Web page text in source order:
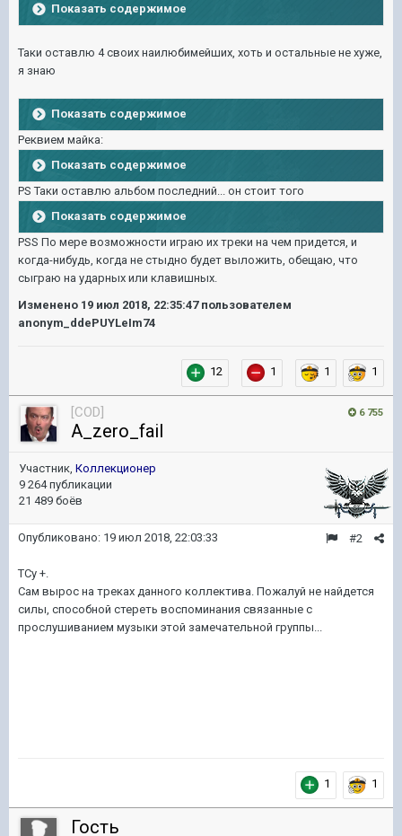
Показать содержимое
Таки оставлю 4 своих наилюбимейших, хоть и остальные не хуже,
я знаю
Показать содержимое
Реквием майка:
Показать содержимое
PS Таки оставлю альбом последний... он стоит того
Показать содержимое
PSS По мере возможности играю их треки на чем придется, и
когда-нибудь, когда не стыдно будет выложить, обещаю, что
сыграю на ударных или клавишных.
Изменено 19 июл 2018, 22:35:47пользователем
anonym_ddePUYLeIm74
12 1 1 1
6 755
[COD]
A_zero_fail
Участник, Коллекционер
9 264 публикации
21 489 боёв
#2
Опубликовано: 19 июл 2018, 22:03:33
ТСу +.
Сам вырос на треках данного коллектива. Пожалуй не найдется
силы, способной стереть воспоминания связанные с
прослушиванием музыки этой замечательной группы...
1 1
Гость